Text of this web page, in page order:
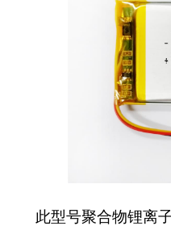
此型号聚合物锂离